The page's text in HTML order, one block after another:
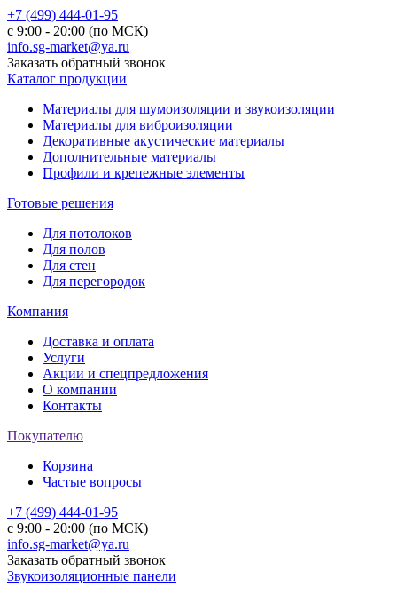
+7 (499) 444-01-95
с 9:00 - 20:00 (по МСК)
info.sg-market@ya.ru
Заказать обратный звонок
Каталог продукции
Материалы для шумоизоляции и звукоизоляции
Материалы для виброизоляции
Декоративные акустические материалы
Дополнительные материалы
Профили и крепежные элементы
Готовые решения
Для потолоков
Для полов
Для стен
Для перегородок
Компания
Доставка и оплата
Услуги
Акции и спецпредложения
О компании
Контакты
Покупателю
Корзина
Частые вопросы
+7 (499) 444-01-95
с 9:00 - 20:00 (по МСК)
info.sg-market@ya.ru
Заказать обратный звонок
Звукоизоляционные панели